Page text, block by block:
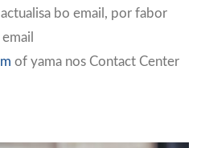
bo email, por fabor
of yama nos Contact Center